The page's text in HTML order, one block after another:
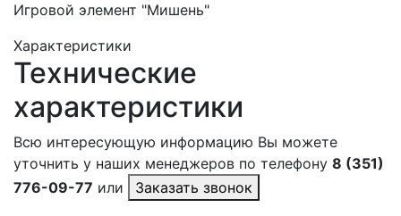
Игровой элемент "Мишень"
Характеристики
Технические
характеристики
Всю интересующую информацию Вы можете
уточнить у наших менеджеров по телефону 8 (351)
776-09-77 или Заказать звонок